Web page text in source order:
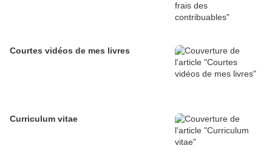
Courtes vidéos de mes livres
Curriculum vitae